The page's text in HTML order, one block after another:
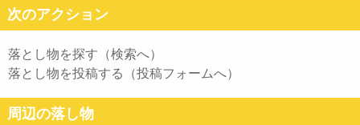
次のアクション
落とし物を探す（検索へ）
落とし物を投稿する（投稿フォームへ）
周辺の落し物